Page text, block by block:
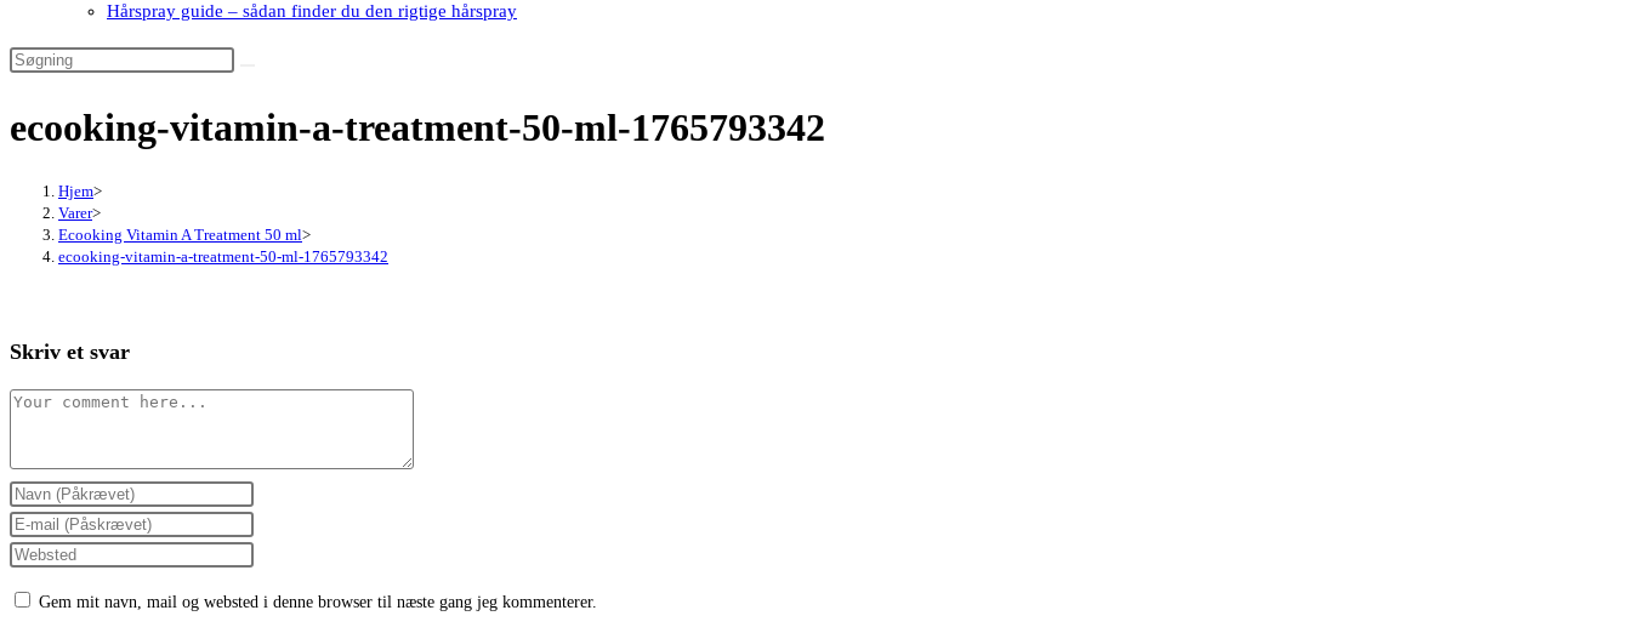
Hårspray guide – sådan finder du den rigtige hårspray
ecooking-vitamin-a-treatment-50-ml-1765793342
Hjem>
Varer>
Ecooking Vitamin A Treatment 50 ml>
ecooking-vitamin-a-treatment-50-ml-1765793342
Skriv et svar
Comment
Enter
your
name
Enter
your
Enter
Gem mit navn, mail og websted i denne browser til næste gang jeg kommenterer.